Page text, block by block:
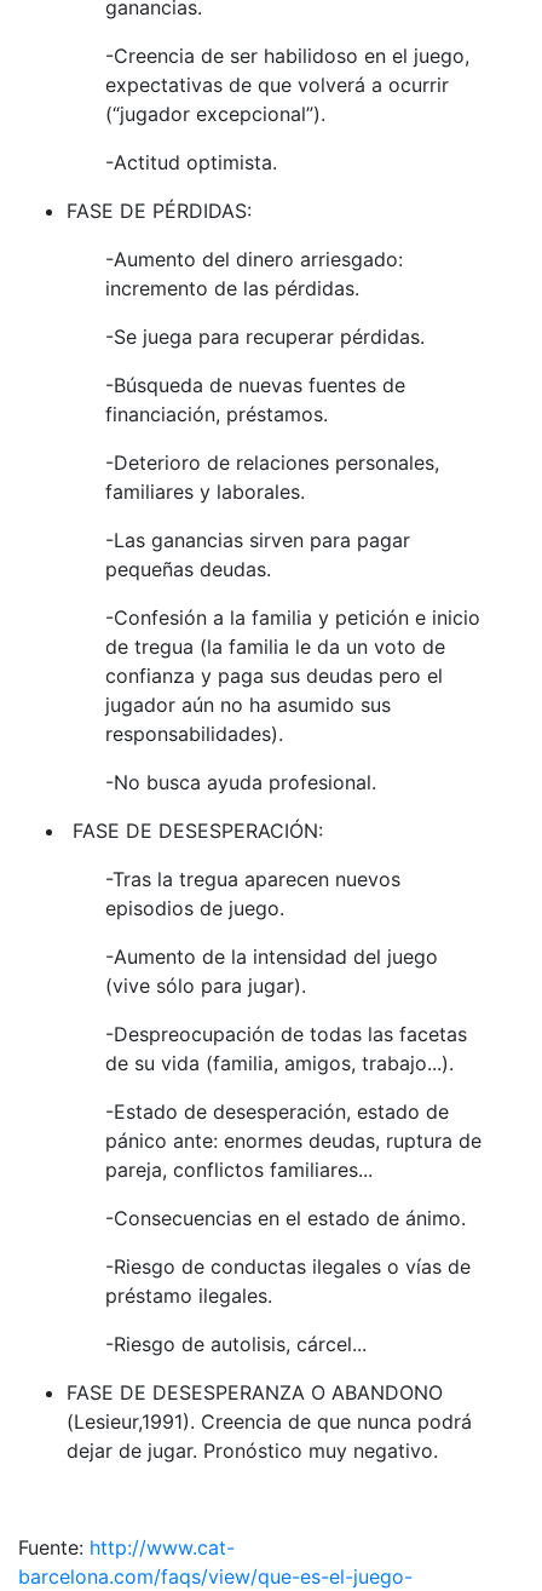
ganancias.
-Creencia de ser habilidoso en el juego,
expectativas de que volverá a ocurrir
(“jugador excepcional”).
-Actitud optimista.
FASE DE PÉRDIDAS:
-Aumento del dinero arriesgado:
incremento de las pérdidas.
-Se juega para recuperar pérdidas.
-Búsqueda de nuevas fuentes de
financiación, préstamos.
-Deterioro de relaciones personales,
familiares y laborales.
-Las ganancias sirven para pagar
pequeñas deudas.
-Confesión a la familia y petición e inicio
de tregua (la familia le da un voto de
confianza y paga sus deudas pero el
jugador aún no ha asumido sus
responsabilidades).
-No busca ayuda profesional.
FASE DE DESESPERACIÓN:
-Tras la tregua aparecen nuevos
episodios de juego.
-Aumento de la intensidad del juego
(vive sólo para jugar).
-Despreocupación de todas las facetas
de su vida (familia, amigos, trabajo...).
-Estado de desesperación, estado de
pánico ante: enormes deudas, ruptura de
pareja, conflictos familiares...
-Consecuencias en el estado de ánimo.
-Riesgo de conductas ilegales o vías de
préstamo ilegales.
-Riesgo de autolisis, cárcel...
FASE DE DESESPERANZA O ABANDONO
(Lesieur,1991). Creencia de que nunca podrá
dejar de jugar. Pronóstico muy negativo.
Fuente: http://www.cat-
barcelona.com/faqs/view/que-es-el-juego-